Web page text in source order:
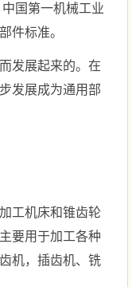
国第一机械工业
件标准。
发展起来的。在
发展成为通用部
工机床和锥齿轮
要用于加工各种
机，插齿机、铣